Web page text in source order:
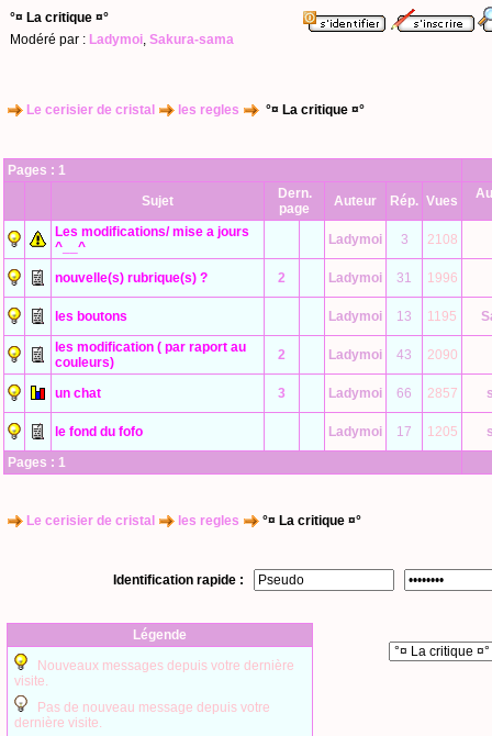
°¤ La critique ¤°
Modéré par : Ladymoi, Sakura-sama
Le cerisier de cristal les regles °¤ La critique ¤°
Pages : 1
Sujet
Dern.
page
Auteur Rép. Vues
Les modifications/ mise a jours
^__^
Ladymoi 3 2108
nouvelle(s) rubrique(s) ? 2 Ladymoi 31 1996
les boutons Ladymoi 13 1195
les modification ( par raport au
couleurs)
2 Ladymoi 43 2090
un chat 3 Ladymoi 66 2857
le fond du fofo Ladymoi 17 1205
Pages : 1
Le cerisier de cristal les regles °¤ La critique ¤°
Identification rapide :
Légende
Nouveaux messages depuis votre dernière
visite.
Pas de nouveau message depuis votre
dernière visite.